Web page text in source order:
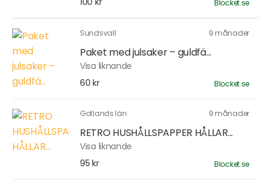
Blocket.se
Sundsvall 9 månader
Paket med julsaker – guldfä...
Visa liknande
60 kr
Blocket.se
Gotlands län 9 månader
RETRO HUSHÅLLSPAPPER HÅLLAR...
Visa liknande
95 kr
Blocket.se